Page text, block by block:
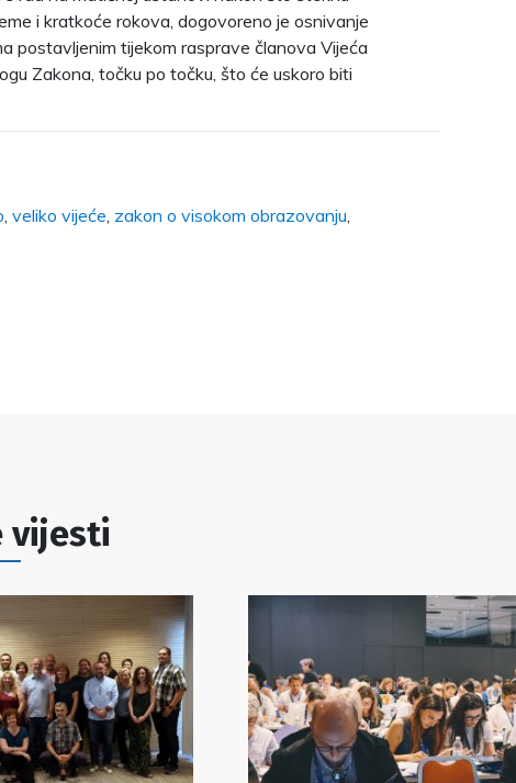
i kratkoće rokova, dogovoreno je osnivanje
postavljenim tijekom rasprave članova Vijeća
Zakona, točku po točku, što će uskoro biti
, veliko vijeće, zakon o visokom obrazovanju,
vijesti